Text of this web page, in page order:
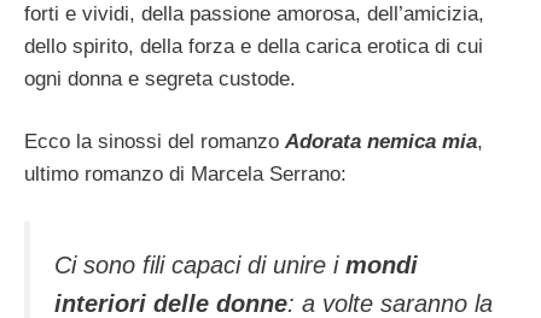
forti e vividi, della passione amorosa, dell’amicizia,
dello spirito, della forza e della carica erotica di cui
ogni donna e segreta custode.
Ecco la sinossi del romanzo Adorata nemica mia,
ultimo romanzo di Marcela Serrano:
Ci sono fili capaci di unire i mondi
interiori delle donne: a volte saranno la